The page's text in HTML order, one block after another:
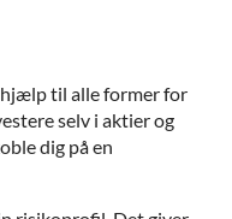
hjælp til alle former for
selv i aktier og
dig på en